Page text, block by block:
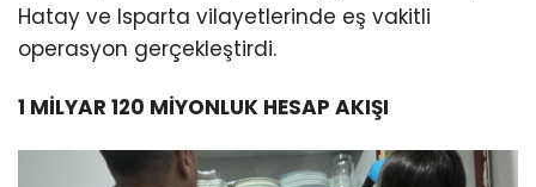
Hatay ve Isparta vilayetlerinde eş vakitli
operasyon gerçekleştirdi.
1 MİLYAR 120 MİYONLUK HESAP AKIŞI